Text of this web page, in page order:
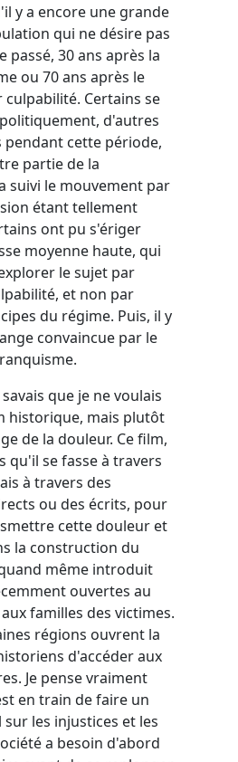
y a encore une grande
qui ne désire pas
passé, 30 ans après la
ou 70 ans après le
culpabilité. Certains se
d'autres
pendant cette période,
partie de la
suivi le mouvement par
étant tellement
ont pu s'ériger
moyenne haute, qui
le sujet par
et non par
du régime. Puis, il y
convaincue par le
que je ne voulais
historique, mais plutôt
de la douleur. Ce film,
qu'il se fasse à travers
à travers des
ou des écrits, pour
cette douleur et
la construction du
même introduit
ouvertes au
familles des victimes.
régions ouvrent la
d'accéder aux
Je pense vraiment
en train de faire un
les injustices et les
a besoin d'abord